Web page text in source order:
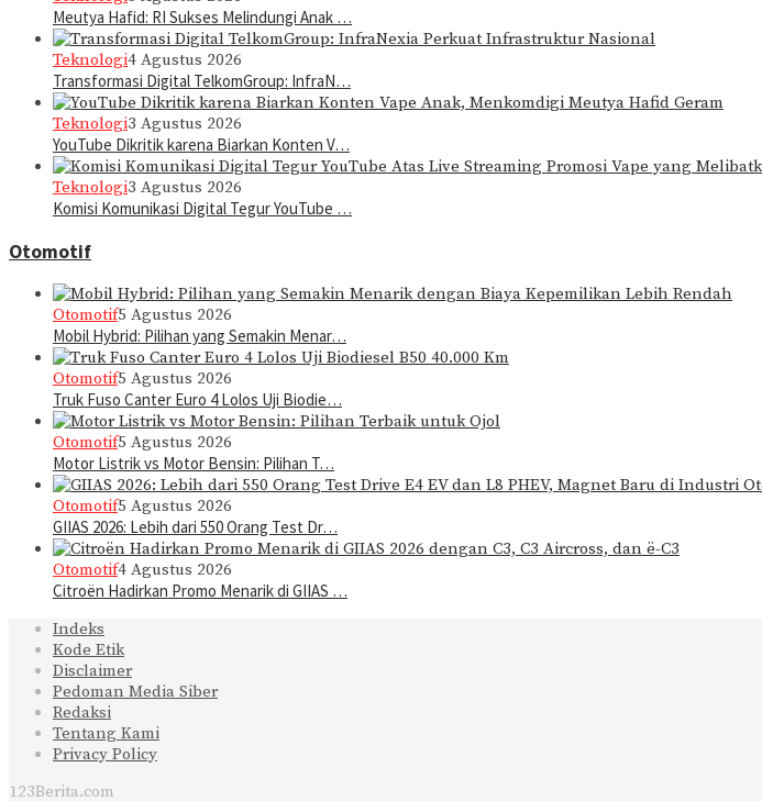
Meutya Hafid: RI Sukses Melindungi Anak …
Teknologi4 Agustus 2026
Transformasi Digital TelkomGroup: InfraN…
Teknologi3 Agustus 2026
YouTube Dikritik karena Biarkan Konten V…
Teknologi3 Agustus 2026
Komisi Komunikasi Digital Tegur YouTube …
Otomotif
Otomotif5 Agustus 2026
Mobil Hybrid: Pilihan yang Semakin Menar…
Otomotif5 Agustus 2026
Truk Fuso Canter Euro 4 Lolos Uji Biodie…
Otomotif5 Agustus 2026
Motor Listrik vs Motor Bensin: Pilihan T…
Otomotif5 Agustus 2026
GIIAS 2026: Lebih dari 550 Orang Test Dr…
Otomotif4 Agustus 2026
Citroën Hadirkan Promo Menarik di GIIAS …
Indeks
Kode Etik
Disclaimer
Pedoman Media Siber
Redaksi
Tentang Kami
Privacy Policy
123Berita.com